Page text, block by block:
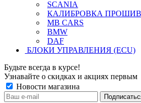
SCANIA
КАЛИБРОВКА
MB CARS
BMW
DAF
БЛОКИ УПРАВЛЕНИЯ (ECU)
Будьте всегда в курсе!
Узнавайте о скидках и акциях первым
Новости магазина